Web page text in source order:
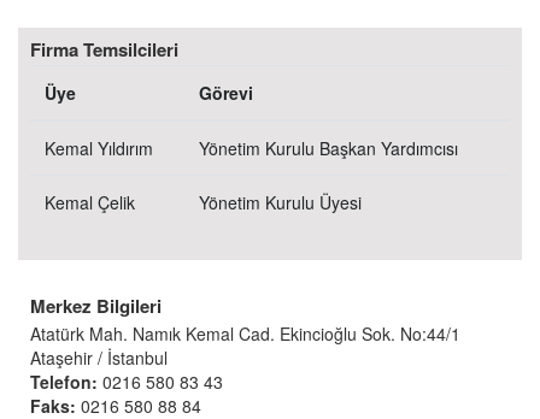
Firma Temsilcileri
Üye Görevi
Kemal Yıldırım Yönetim Kurulu Başkan Yardımcısı
Kemal Çelik Yönetim Kurulu Üyesi
Merkez Bilgileri
Atatürk Mah. Namık Kemal Cad. Ekincioğlu Sok. No:44/1
Ataşehir / İstanbul
Telefon: 0216 580 83 43
Faks: 0216 580 88 84